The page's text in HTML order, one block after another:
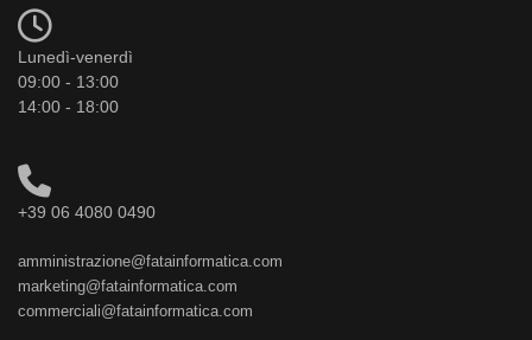
Lunedì-venerdì
09:00 - 13:00
14:00 - 18:00
+39 06 4080 0490
amministrazione@fatainformatica.com
marketing@fatainformatica.com
commerciali@fatainformatica.com